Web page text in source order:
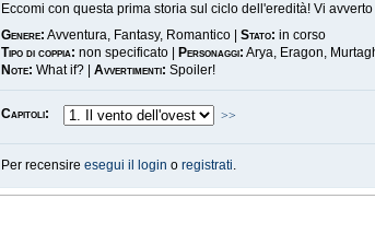
Eccomi con questa prima storia sul ciclo dell'eredità! Vi
Genere: Avventura, Fantasy, Romantico |Stato: in corso
Tipo di coppia: non specificato | Personaggi: Arya, Eragon,
Note: What if? |Avvertimenti: Spoiler!
Capitoli: >>
Per recensireesegui il login oregistrati.